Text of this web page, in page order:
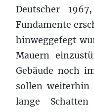
Deutscher
Fundamente
hinweggefegt
Mauern
Gebäude noch
sollen
lange